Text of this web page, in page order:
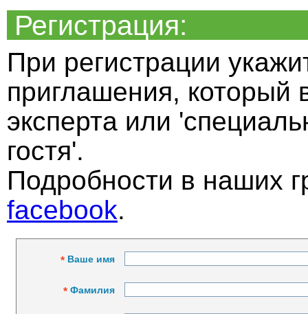
Регистрация:
При регистрации
приглашения, который
эксперта или
гостя'.
Подробности в наших
facebook.
* Ваше имя
*Фамилия